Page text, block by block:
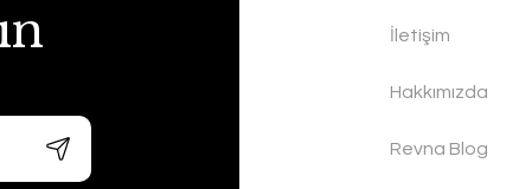
İletişim
Hakkımızda
Revna Blog